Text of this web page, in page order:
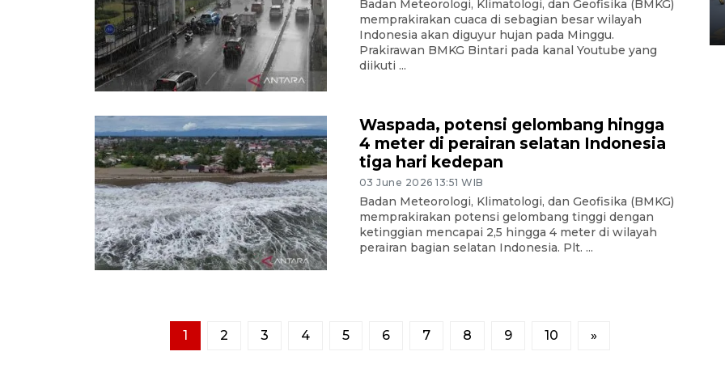
Badan Meteorologi, Klimatologi, dan Geofisika (BMKG)
memprakirakan cuaca di sebagian besar wilayah
Indonesia akan diguyur hujan pada Minggu.
Prakirawan BMKG Bintari pada kanal Youtube yang
diikuti ...
Waspada, potensi gelombang hingga
4 meter di perairan selatan Indonesia
tiga hari kedepan
03 June 2026 13:51 WIB
Badan Meteorologi, Klimatologi, dan Geofisika (BMKG)
memprakirakan potensi gelombang tinggi dengan
ketinggian mencapai 2,5 hingga 4 meter di wilayah
perairan bagian selatan Indonesia. Plt. ...
1 2 3 4 5 6 7 8 9 10 »
02 April 2026 12:51 WIB